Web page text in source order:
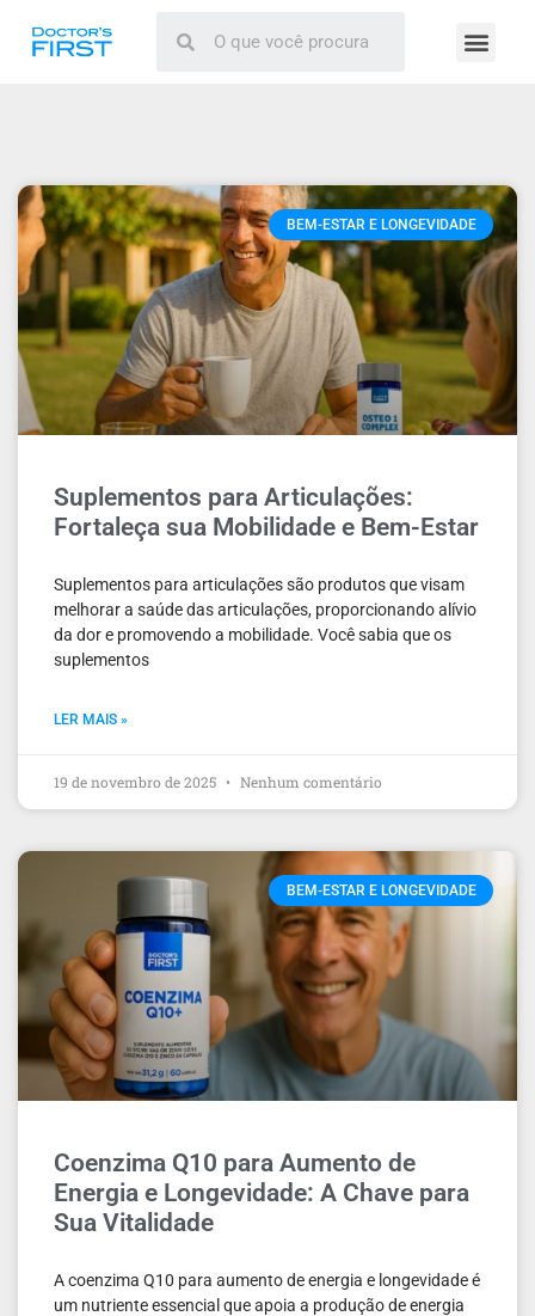
BEM-ESTAR E LONGEVIDADE
Suplementos para Articulações:
Fortaleça sua Mobilidade e Bem-Estar
Suplementos para articulações são produtos que visam
melhorar a saúde das articulações, proporcionando alívio
da dor e promovendo a mobilidade. Você sabia que os
suplementos
LER MAIS »
19 de novembro de 2025 Nenhum comentário
BEM-ESTAR E LONGEVIDADE
Coenzima Q10 para Aumento de
Energia e Longevidade: A Chave para
Sua Vitalidade
A coenzima Q10 para aumento de energia e longevidade é
um nutriente essencial que apoia a produção de energia